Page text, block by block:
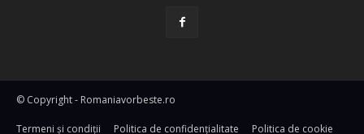
© Copyright - Romaniavorbeste.ro
Termeni și condiţii Politica de confidențialitate Politica de cookie